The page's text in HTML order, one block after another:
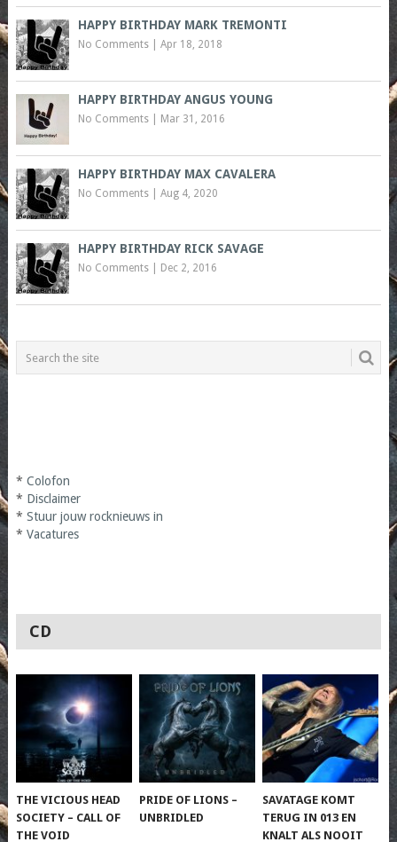
HAPPY BIRTHDAY MARK TREMONTI
No Comments| Apr 18, 2018
HAPPY BIRTHDAY ANGUS YOUNG
No Comments| Mar 31, 2016
HAPPY BIRTHDAY MAX CAVALERA
No Comments| Aug 4, 2020
HAPPY BIRTHDAY RICK SAVAGE
No Comments| Dec 2, 2016
* Colofon
* Disclaimer
* Stuur jouw rocknieuws in
* Vacatures
CD
THE VICIOUS HEAD
SOCIETY – CALL OF
THE VOID
PRIDE OF LIONS –
UNBRIDLED
SAVATAGE KOMT
TERUG IN 013 EN
KNALT ALS NOOIT